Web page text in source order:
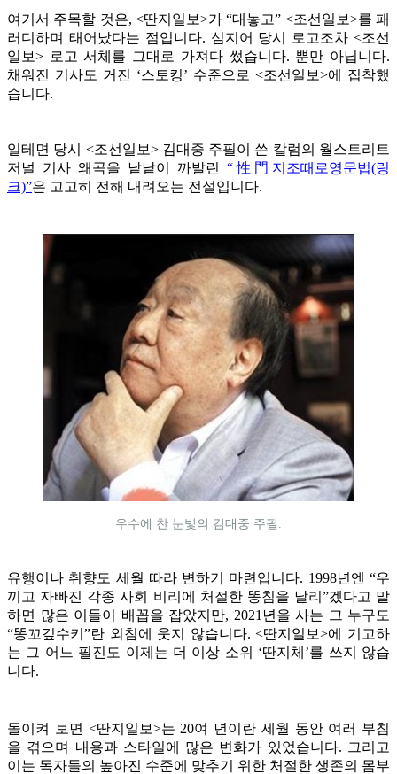
여기서 주목할 것은, <딴지일보>가 “대놓고” <조선일보>를 패
러디하며 태어났다는 점입니다. 심지어 당시 로고조차 <조선
일보> 로고 서체를 그대로 가져다 썼습니다. 뿐만 아닙니다.
채워진 기사도 거진 ‘스토킹’ 수준으로 <조선일보>에 집착했
습니다.
일테면 당시 <조선일보> 김대중 주필이 쓴 칼럼의 월스트리트
저널 기사 왜곡을 낱낱이 까발린 “性門지조때로영문법(링
크)”은 고고히 전해 내려오는 전설입니다.
우수에 찬 눈빛의 김대중 주필.
유행이나 취향도 세월 따라 변하기 마련입니다. 1998년엔 “우
끼고 자빠진 각종 사회 비리에 처절한 똥침을 날리”겠다고 말
하면 많은 이들이 배꼽을 잡았지만, 2021년을 사는 그 누구도
“똥꼬깊수키”란 외침에 웃지 않습니다. <딴지일보>에 기고하
는 그 어느 필진도 이제는 더 이상 소위 ‘딴지체’를 쓰지 않습
니다.
돌이켜 보면 <딴지일보>는 20여 년이란 세월 동안 여러 부침
을 겪으며 내용과 스타일에 많은 변화가 있었습니다. 그리고
이는 독자들의 높아진 수준에 맞추기 위한 처절한 생존의 몸부